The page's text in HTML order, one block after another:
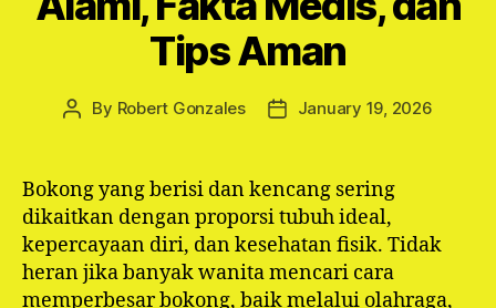
Tips Aman
Post
By Robert Gonzales
PostJanuary 19, 2026
Bokong yang berisi dan kencang sering
dikaitkan dengan proporsi tubuh ideal,
kepercayaan diri, dan kesehatan fisik. Tidak
heran jika banyak wanita mencari cara
memperbesar bokong, baik melalui olahraga,